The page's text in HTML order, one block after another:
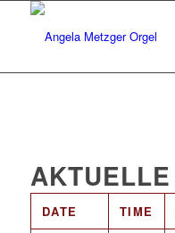
DATE TIME